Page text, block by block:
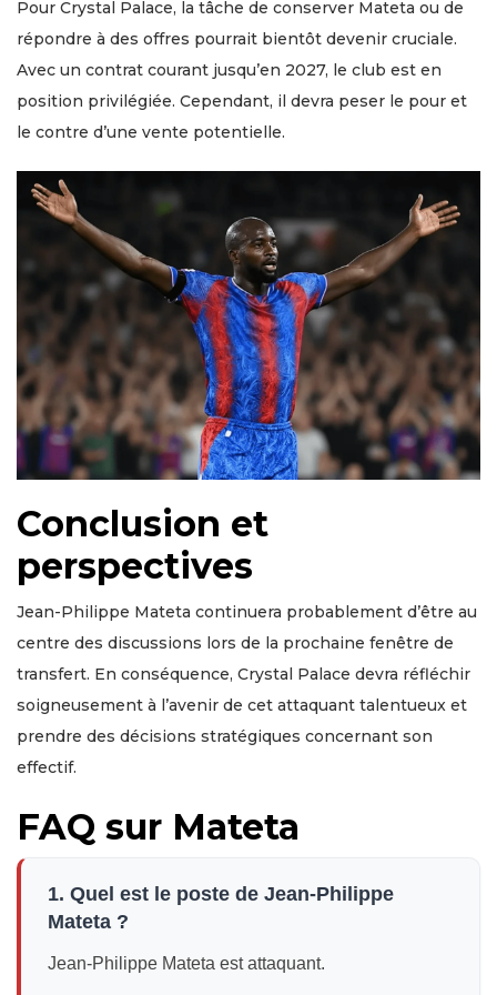
Pour Crystal Palace, la tâche de conserver Mateta ou de
répondre à des offres pourrait bientôt devenir cruciale.
Avec un contrat courant jusqu’en 2027, le club est en
position privilégiée. Cependant, il devra peser le pour et
le contre d’une vente potentielle.
Conclusion et
perspectives
Jean-Philippe Mateta continuera probablement d’être au
centre des discussions lors de la prochaine fenêtre de
transfert. En conséquence, Crystal Palace devra réfléchir
soigneusement à l’avenir de cet attaquant talentueux et
prendre des décisions stratégiques concernant son
effectif.
FAQ sur Mateta
1. Quel est le poste de Jean-Philippe
Mateta ?
Jean-Philippe Mateta est attaquant.